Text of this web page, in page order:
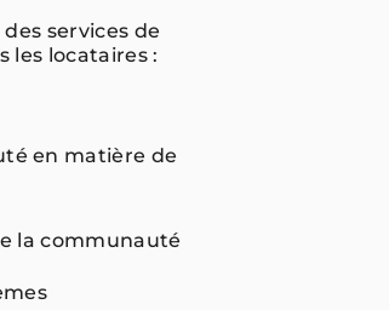
services de
les locataires :
en matière de
la communauté